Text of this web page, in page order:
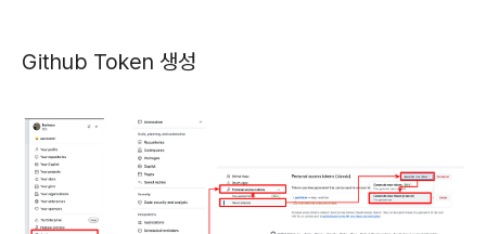
Github Token 생성